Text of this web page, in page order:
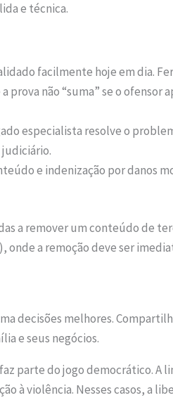
e técnica.
facilmente hoje em dia.
não “suma” se o ofensor
especialista resolve o
e indenização por danos
a remover um conteúdo de
a remoção deve ser
decisões melhores.
e seus negócios.
parte do jogo democrático. A
à violência. Nesses casos, a